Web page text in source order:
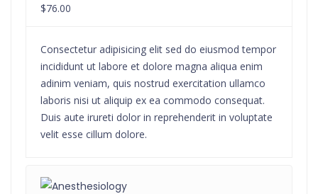
$76.00
Consectetur adipisicing elit sed do eiusmod tempor
incididunt ut labore et dolore magna aliqua enim
adinim veniam, quis nostrud exercitation ullamco
laboris nisi ut aliquip ex ea commodo consequat.
Duis aute irureti dolor in reprehenderit in voluptate
velit esse cillum dolore.